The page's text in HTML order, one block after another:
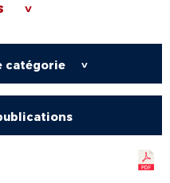
>
catégorie >